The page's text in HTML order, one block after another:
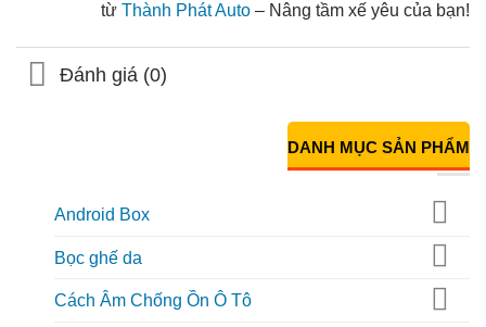
từ Thành Phát Auto – Nâng tầm xế yêu của bạn!
Đánh giá (0)
DANH MỤC SẢN PHẨM
Android Box
Bọc ghế da
Cách Âm Chống Ồn Ô Tô